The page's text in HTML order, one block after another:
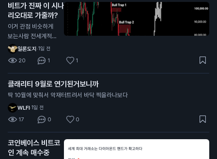
비트가 진짜 이 시나
리오대로 가줄까?
이거 관점 비슷하게
보는사람 전세계적으
로 너무 많던데
일론도지·1일 전
20 1 1
클래리티 9월로 연기된거보니까
딱 10월에 맞춰서 악재터트려서 바닥 찍을라나보다
WLFI·1일 전
17 0 0
코인베이스 비트코
인 계속 매수중